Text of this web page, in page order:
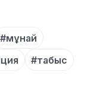
#мұнай
#табыс